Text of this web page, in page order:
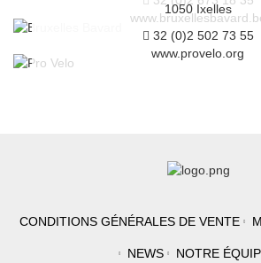
1050 Ixelles
32 (0)2 502 73 55
www.provelo.org
CONDITIONS GÉNÉRALES DE VENTE
NEWS NOTRE